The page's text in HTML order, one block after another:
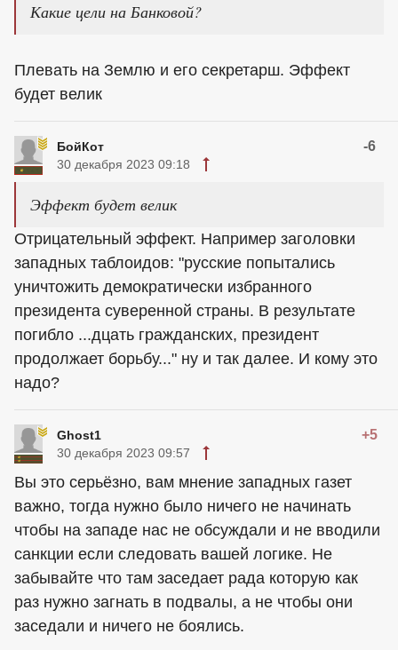
Какие цели на Банковой?
Плевать на Землю и его секретарш. Эффект
будет велик
БойКот -6
30 декабря 2023 09:18
Эффект будет велик
Отрицательный эффект. Например заголовки
западных таблоидов: "русские попытались
уничтожить демократически избранного
президента суверенной страны. В результате
погибло ...дцать гражданских, президент
продолжает борьбу..." ну и так далее. И кому это
надо?
Ghost1 +5
30 декабря 2023 09:57
Вы это серьёзно, вам мнение западных газет
важно, тогда нужно было ничего не начинать
чтобы на западе нас не обсуждали и не вводили
санкции если следовать вашей логике. Не
забывайте что там заседает рада которую как
раз нужно загнать в подвалы, а не чтобы они
заседали и ничего не боялись.